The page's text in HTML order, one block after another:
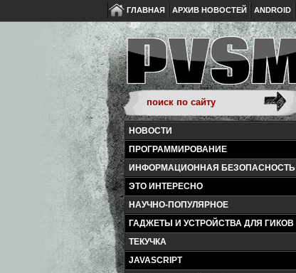
ГЛАВНАЯ АРХИВ НОВОСТЕЙ ANDROID
НОВОСТИ
ПРОГРАММИРОВАНИЕ
ИНФОРМАЦИОННАЯ БЕЗОПАСНОСТЬ
ЭТО ИНТЕРЕСНО
НАУЧНО-ПОПУЛЯРНОЕ
ГАДЖЕТЫ И УСТРОЙСТВА ДЛЯ ГИКОВ
ТЕКУЧКА
JAVASCRIPT